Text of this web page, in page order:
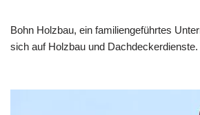
Bohn Holzbau, ein familiengeführtes
sich auf Holzbau und Dachdeckerdienste.